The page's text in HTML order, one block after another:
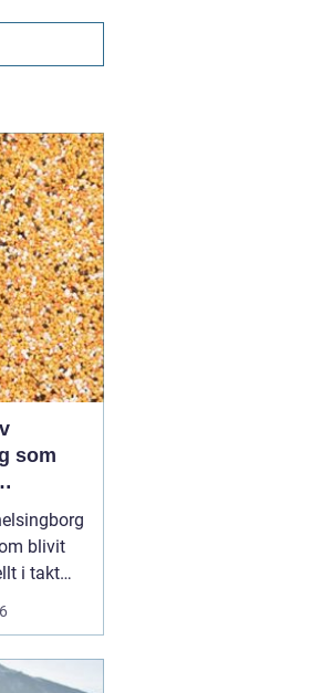
som
tuffa
blivit
i takt